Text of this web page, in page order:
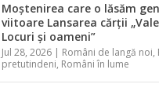
Moștenirea care o lăsăm
viitoare Lansarea cărții
Locuri și oameni”
Jul 28, 2026 | Români de langă noi,
pretutindeni, Români în lume